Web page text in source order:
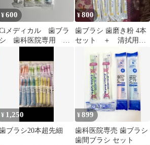
¥600
メディカル 歯ブラ
シ 歯科医院専用 ４
¥800
歯ブラシ 歯磨き粉 4本
セット ＋ 清拭用不
¥ 1,250
ブラシ20本超先細
¥899
歯科医院専売 歯ブラシ
歯間ブラシ セット